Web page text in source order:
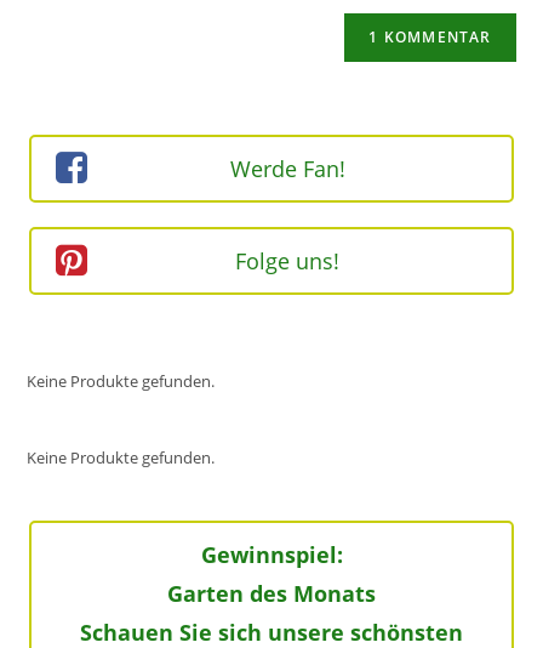
Werde Fan!
Folge uns!
Keine Produkte gefunden.
Keine Produkte gefunden.
Gewinnspiel:
Garten des Monats
Schauen Sie sich unsere schönsten